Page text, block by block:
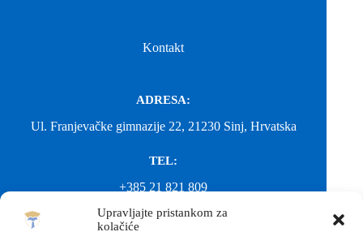
Upravljajte pristankom za
kolačiće
Kontakt
ADRESA:
Ul. Franjevačke gimnazije 22, 21230 Sinj, Hrvatska
TEL:
+385 21 821 809
EMAIL: